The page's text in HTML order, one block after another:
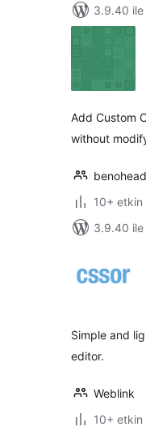
3.9.40
Add Custom
without
benohead
10+ etkin
3.9.40
Simple and
editor.
Weblink
10+ etkin